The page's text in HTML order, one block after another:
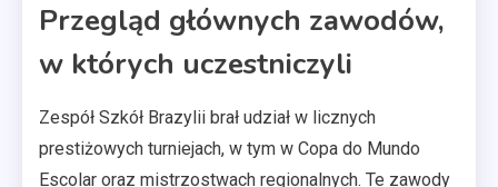
Przegląd głównych zawodów,
w których uczestniczyli
Zespół Szkół Brazylii brał udział w licznych
prestiżowych turniejach, w tym w Copa do Mundo
Escolar oraz mistrzostwach regionalnych. Te zawody